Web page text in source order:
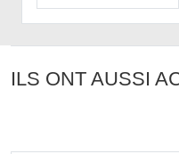
ILS ONT AUSSI